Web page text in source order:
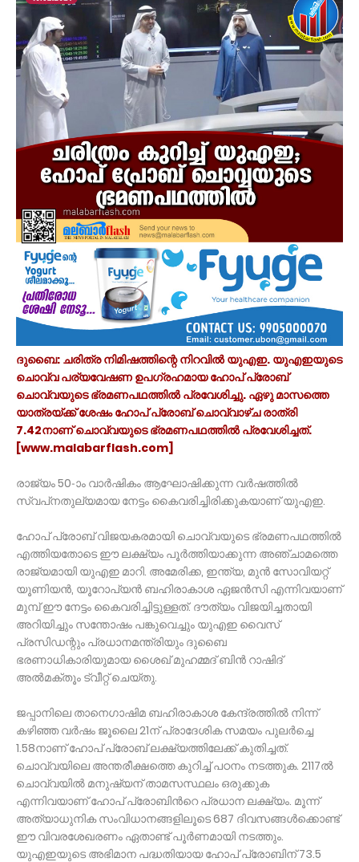
ദുബൈ: ചരിത്ര നിമിഷത്തിന്റെ നിറവില്‍ യുഎഇ. യുഎഇയുടെ
ചൊവ്വ പര്യവേഷണ ഉപഗ്രഹമായ ഹോപ് പ്രോബ്
ചൊവ്വയുടെ ഭ്രമണപഥത്തില്‍ പ്രവേശിച്ചു. ഏഴു മാസത്തെ
യാത്രയ്ക്ക് ശേഷം ഹോപ് പ്രോബ് ചൊവ്വാഴ്ച രാത്രി
7.42നാണ് ചൊവ്വയുടെ ഭ്രമണപഥത്തില്‍ പ്രവേശിച്ചത്.
[www.malabarflash.com]
രാജ്യം 50-ാം വാര്‍ഷികം ആഘോഷിക്കുന്ന വര്‍ഷത്തില്‍
സ്വപ്‌നതുല്യമായ നേട്ടം കൈവരിച്ചിരിക്കുകയാണ് യുഎഇ.
ഹോപ് പ്രോബ് വിജയകരമായി ചൊവ്വയുടെ ഭ്രമണപഥത്തില്‍
എത്തിയതോടെ ഈ ലക്ഷ്യം പൂര്‍ത്തിയാക്കുന്ന അഞ്ചാമത്തെ
രാജ്യമായി യുഎഇ മാറി. അമേരിക്ക, ഇന്ത്യ, മുന്‍ സോവിയറ്റ്
യൂണിയന്‍, യൂറോപ്യന്‍ ബഹിരാകാശ ഏജന്‍സി എന്നിവയാണ്
മുമ്പ് ഈ നേട്ടം കൈവരിച്ചിട്ടുള്ളത്. ദൗത്യം വിജയിച്ചതായി
അറിയിച്ചും സന്തോഷം പങ്കുവെച്ചും യുഎഇ വൈസ്
പ്രസിഡന്റും പ്രധാനമന്ത്രിയും ദുബൈ
ഭരണാധികാരിയുമായ ശൈഖ് മുഹമ്മദ് ബിന്‍ റാഷിദ്
അല്‍മക്തൂം ട്വീറ്റ് ചെയ്തു.
ജപ്പാനിലെ താനെഗാഷിമ ബഹിരാകാശ കേന്ദ്രത്തിൽ നിന്ന്
കഴിഞ്ഞ വര്‍ഷം ജൂലൈ 21ന് പ്രാദേശിക സമയം പുലർച്ചെ
1.58നാണ് ഹോപ് പ്രോബ് ലക്ഷ്യത്തിലേക്ക് കുതിച്ചത്.
ചൊവ്വയിലെ അന്തരീക്ഷത്തെ കുറിച്ച് പഠനം നടത്തുക. 2117ല്‍
ചൊവ്വയില്‍ മനുഷ്യന് താമസസ്ഥലം ഒരുക്കുക
എന്നിവയാണ് ഹോപ് പ്രോബിന്‍റെ പ്രധാന ലക്ഷ്യം. മൂന്ന്
അത്യാധുനിക സംവിധാനങ്ങളിലൂടെ 687 ദിവസങ്ങൾക്കൊണ്ട്
ഈ വിവരശേഖരണം ഏതാണ്ട് പൂർണമായി നടത്തും.
യുഎഇയുടെ അഭിമാന പദ്ധതിയായ ഹോപ് പ്രോബിന് 73.5